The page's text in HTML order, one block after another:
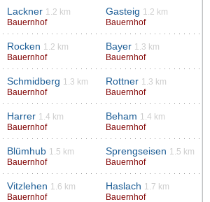
Lackner 1.2 km
Bauernhof
Gasteig 1.2 km
Bauernhof
Rocken 1.2 km
Bauernhof
Bayer 1.3 km
Bauernhof
Schmidberg 1.3 km
Bauernhof
Rottner 1.3 km
Bauernhof
Harrer 1.4 km
Bauernhof
Beham 1.4 km
Bauernhof
Blümhub 1.5 km
Bauernhof
Sprengseisen 1.5 km
Bauernhof
Vitzlehen 1.6 km
Bauernhof
Haslach 1.7 km
Bauernhof